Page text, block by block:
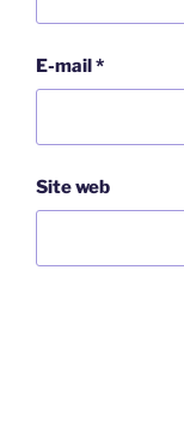
E-mail*
Site web